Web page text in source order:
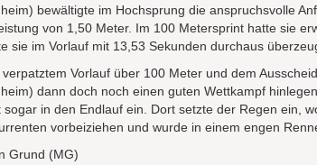
bewältigte im Hochsprung die anspruchsvolle
von 1,50 Meter. Im 100 Metersprint hatte sie
sie im Vorlauf mit 13,53 Sekunden durchaus
verpatztem Vorlauf über 100 Meter und dem
dann doch noch einen guten Wettkampf
sogar in den Endlauf ein. Dort setzte der Regen ein,
vorbeiziehen und wurde in einem engen
Grund (MG)